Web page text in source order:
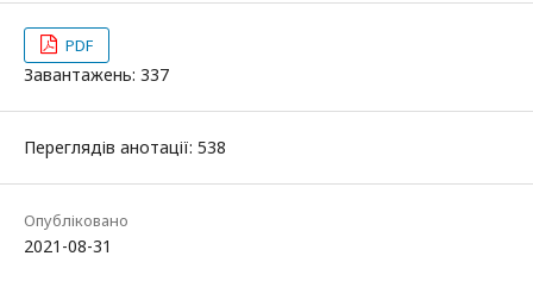
PDF
Завантажень: 337
Переглядів анотації: 538
Опубліковано
2021-08-31